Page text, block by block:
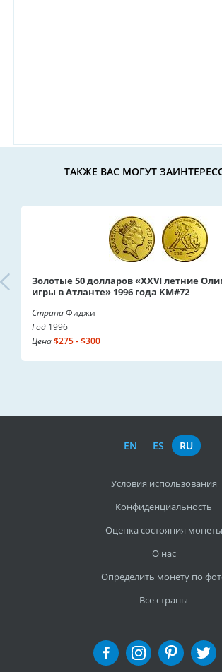
ТАКЖЕ ВАС МОГУТ
Золотые 50 долларов «XXVI летние
игры в Атланте» 1996 года KM#72
СтранаФиджи
Год 1996
Цена$275 - $300
EN ES RU
Условия использования
Конфиденциальность
Оценка состояния монеты
О нас
Определить монету по
Все страны